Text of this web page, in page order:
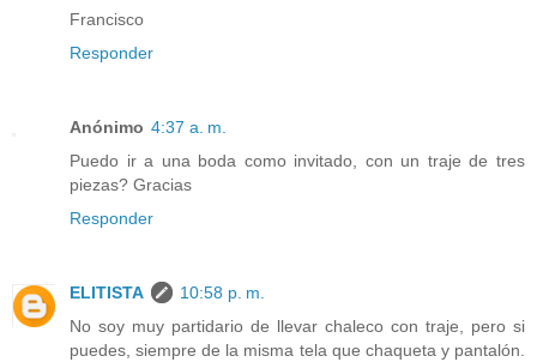
Francisco
Responder
Anónimo 4:37 a. m.
Puedo ir a una boda como invitado, con un traje de tres
piezas? Gracias
Responder
ELITISTA
10:58 p. m.
No soy muy partidario de llevar chaleco con traje, pero si
puedes, siempre de la misma tela que chaqueta y pantalón.